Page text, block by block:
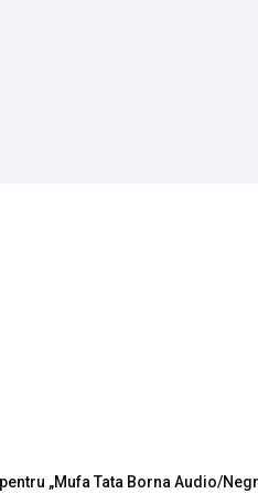
„Mufa Tata Borna Audio/